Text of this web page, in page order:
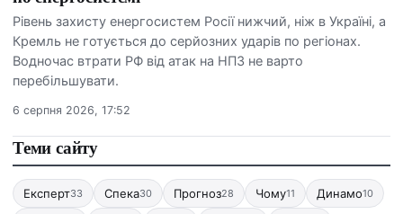
Рівень захисту енергосистем Росії нижчий, ніж в Україні, а
Кремль не готується до серйозних ударів по регіонах.
Водночас втрати РФ від атак на НПЗ не варто
перебільшувати.
6 серпня 2026, 17:52
Теми сайту
Експерт33 Спека30 Прогноз28 Чому11 Динамо10